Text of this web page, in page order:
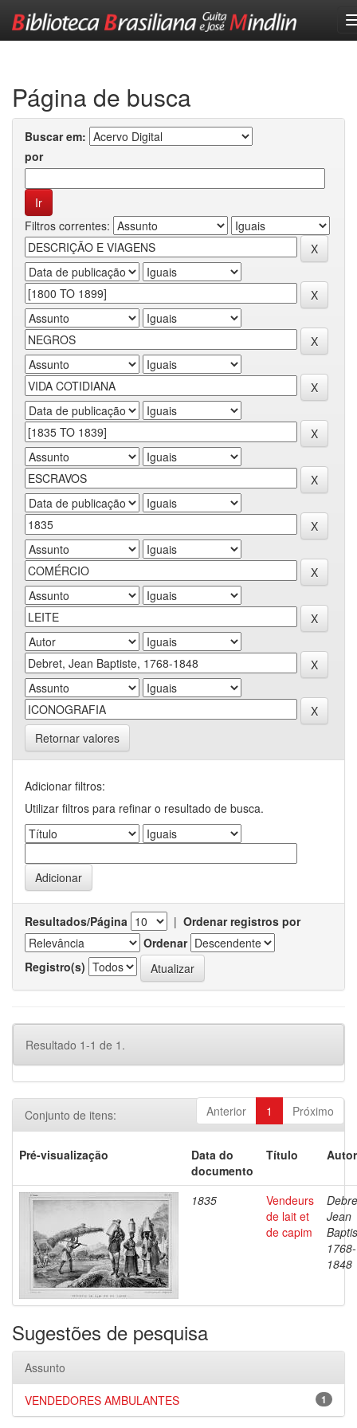
Página de busca
Buscar em:
por
Filtros correntes:
Retornar valores
Adicionar filtros:
Utilizar filtros para refinar o resultado de busca.
Resultados/Página | Ordenar registros por
Ordenar
Registro(s)
Resultado 1-1 de 1.
Anterior 1 Próximo
Conjunto de itens:
Pré-visualização
Data do
documento
Título
1835
Vendeurs
de lait et
de capim
Jean
1768-
1848
Sugestões de pesquisa
Assunto
1
VENDEDORES AMBULANTES